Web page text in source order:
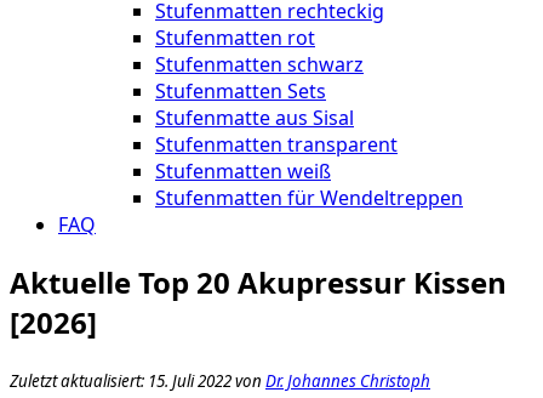
Stufenmatten rechteckig
Stufenmatten rot
Stufenmatten schwarz
Stufenmatten Sets
Stufenmatte aus Sisal
Stufenmatten transparent
Stufenmatten weiß
Stufenmatten für Wendeltreppen
FAQ
Aktuelle Top 20 Akupressur Kissen
[2026]
Zuletzt aktualisiert: 15. Juli 2022 von Dr. Johannes Christoph